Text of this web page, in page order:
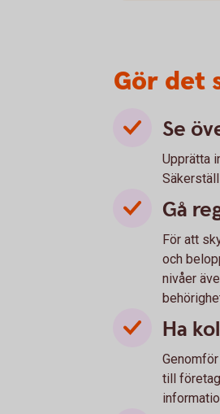
Gör det
Se
Upprätta
Gå
För att
och
nivåer
Ha
till